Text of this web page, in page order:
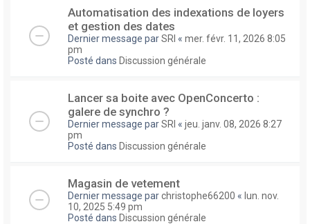
Automatisation des indexations de loyers
et gestion des dates
Dernier message parSRI « mer. févr. 11, 2026 8:05
pm
Posté dans Discussion générale
Lancer sa boite avec OpenConcerto :
galere de synchro ?
Dernier message parSRI « jeu. janv. 08, 2026 8:27
pm
Posté dans Discussion générale
Magasin de vetement
Dernier message parchristophe66200 « lun. nov.
10, 2025 5:49 pm
Posté dans Discussion générale